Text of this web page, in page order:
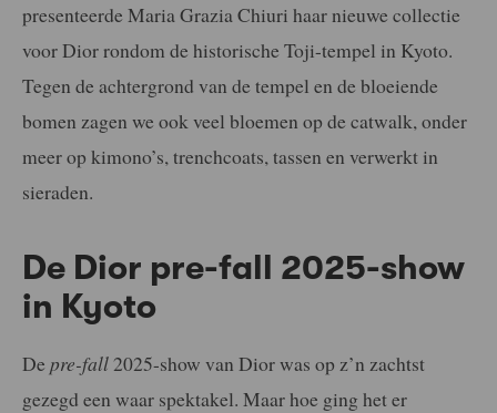
presenteerde Maria Grazia Chiuri haar nieuwe collectie
voor Dior rondom de historische Toji-tempel in Kyoto.
Tegen de achtergrond van de tempel en de bloeiende
bomen zagen we ook veel bloemen op de catwalk, onder
meer op kimono’s, trenchcoats, tassen en verwerkt in
sieraden.
De Dior pre-fall 2025-show
in Kyoto
De pre-fall2025-show van Dior was op z’n zachtst
gezegd een waar spektakel. Maar hoe ging het er